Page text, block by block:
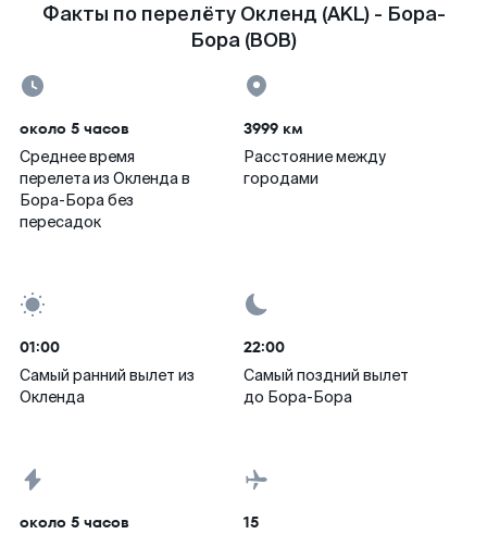
Факты по перелёту Окленд (AKL) - Бора-
Бора (BOB)
около 5 часов
Среднее время
перелета из Окленда в
Бора-Бора без
пересадок
3999 км
Расстояние между
городами
01:00
Самый ранний вылет из
Окленда
22:00
Самый поздний вылет
до Бора-Бора
около 5 часов 15